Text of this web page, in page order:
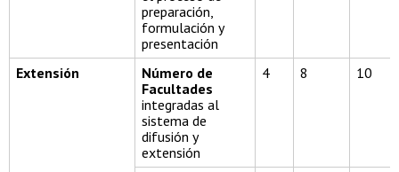
preparación,
formulación y
presentación
Extensión
Número de
Facultades
integradas al
sistema de
difusión y
extensión
4 8 10